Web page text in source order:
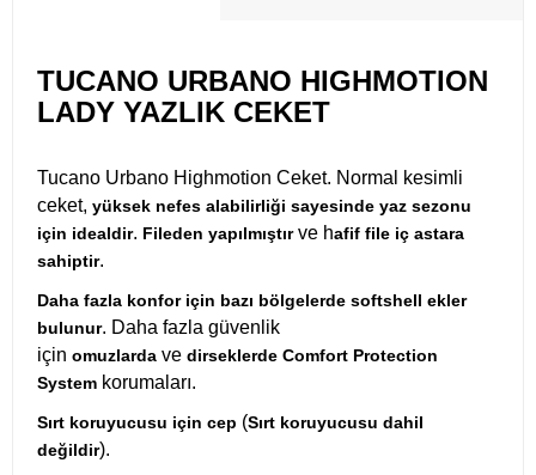
TUCANO URBANO HIGHMOTION
LADY YAZLIK CEKET
Tucano Urbano Highmotion Ceket. Normal kesimli
ceket, yüksek nefes alabilirliği sayesinde yaz sezonu
için idealdir. Fileden yapılmıştır ve hafif file iç astara
sahiptir.
Daha fazla konfor için bazı bölgelerde softshell ekler
bulunur. Daha fazla güvenlik
için omuzlarda ve dirseklerde Comfort Protection
System korumaları.
Sırt koruyucusu için cep (Sırt koruyucusu dahil
değildir).